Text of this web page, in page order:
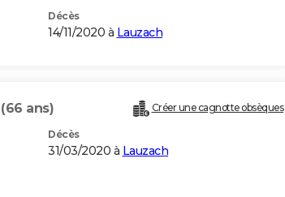
Décès
14/11/2020 à Lauzach
(66 ans) Créer une cagnotte obsèques
Décès
31/03/2020 à Lauzach